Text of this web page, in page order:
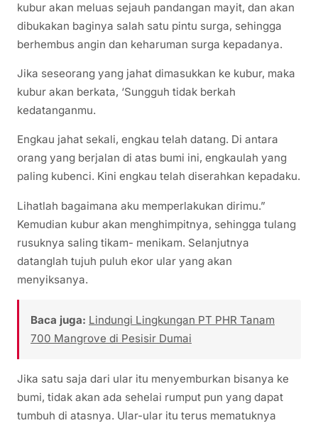
kubur akan meluas sejauh pandangan mayit, dan akan
dibukakan baginya salah satu pintu surga, sehingga
berhembus angin dan keharuman surga kepadanya.
Jika seseorang yang jahat dimasukkan ke kubur, maka
kubur akan berkata, ‘Sungguh tidak berkah
kedatanganmu.
Engkau jahat sekali, engkau telah datang. Di antara
orang yang berjalan di atas bumi ini, engkaulah yang
paling kubenci. Kini engkau telah diserahkan kepadaku.
Lihatlah bagaimana aku memperlakukan dirimu.”
Kemudian kubur akan menghimpitnya, sehingga tulang
rusuknya saling tikam- menikam. Selanjutnya
datanglah tujuh puluh ekor ular yang akan
menyiksanya.
Baca juga: Lindungi Lingkungan PT PHR Tanam
700 Mangrove di Pesisir Dumai
Jika satu saja dari ular itu menyemburkan bisanya ke
bumi, tidak akan ada sehelai rumput pun yang dapat
tumbuh di atasnya. Ular-ular itu terus mematuknya